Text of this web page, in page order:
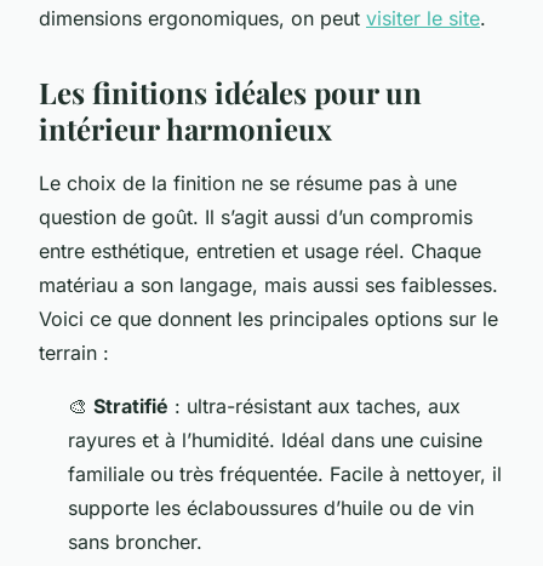
dimensions ergonomiques, on peut visiter le site.
Les finitions idéales pour un
intérieur harmonieux
Le choix de la finition ne se résume pas à une
question de goût. Il s’agit aussi d’un compromis
entre esthétique, entretien et usage réel. Chaque
matériau a son langage, mais aussi ses faiblesses.
Voici ce que donnent les principales options sur le
terrain :
🎨 Stratifié : ultra-résistant aux taches, aux
rayures et à l’humidité. Idéal dans une cuisine
familiale ou très fréquentée. Facile à nettoyer, il
supporte les éclaboussures d’huile ou de vin
sans broncher.